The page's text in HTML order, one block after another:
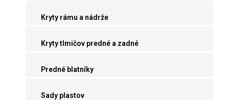
Kryty rámu a nádrže
Kryty tlmičov predné a zadné
Predné blatníky
Sady plastov